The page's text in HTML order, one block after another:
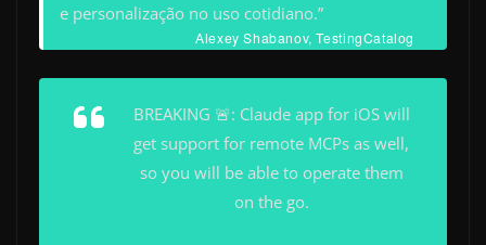
e personalização no uso cotidiano.”
Alexey Shabanov, TestingCatalog
BREAKING 🚨: Claude app for iOS will
get support for remote MCPs as well,
so you will be able to operate them
on the go.